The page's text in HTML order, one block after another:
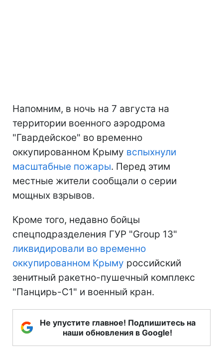
Напомним, в ночь на 7 августа на
территории военного аэродрома
"Гвардейское" во временно
оккупированном Крыму вспыхнули
масштабные пожары. Перед этим
местные жители сообщали о серии
мощных взрывов.
Кроме того, недавно бойцы
спецподразделения ГУР "Group 13"
ликвидировали во временно
оккупированном Крыму российский
зенитный ракетно-пушечный комплекс
"Панцирь-С1" и военный кран.
Не упустите главное! Подпишитесь на
наши обновления в Google!